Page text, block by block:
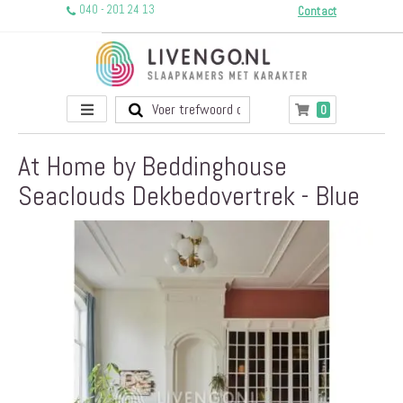
040 - 201 24 13 Contact
Toggle
Nav
Winkelwagen
0producten
At Home by Beddinghouse
Seaclouds Dekbedovertrek - Blue
afbeeldingen-